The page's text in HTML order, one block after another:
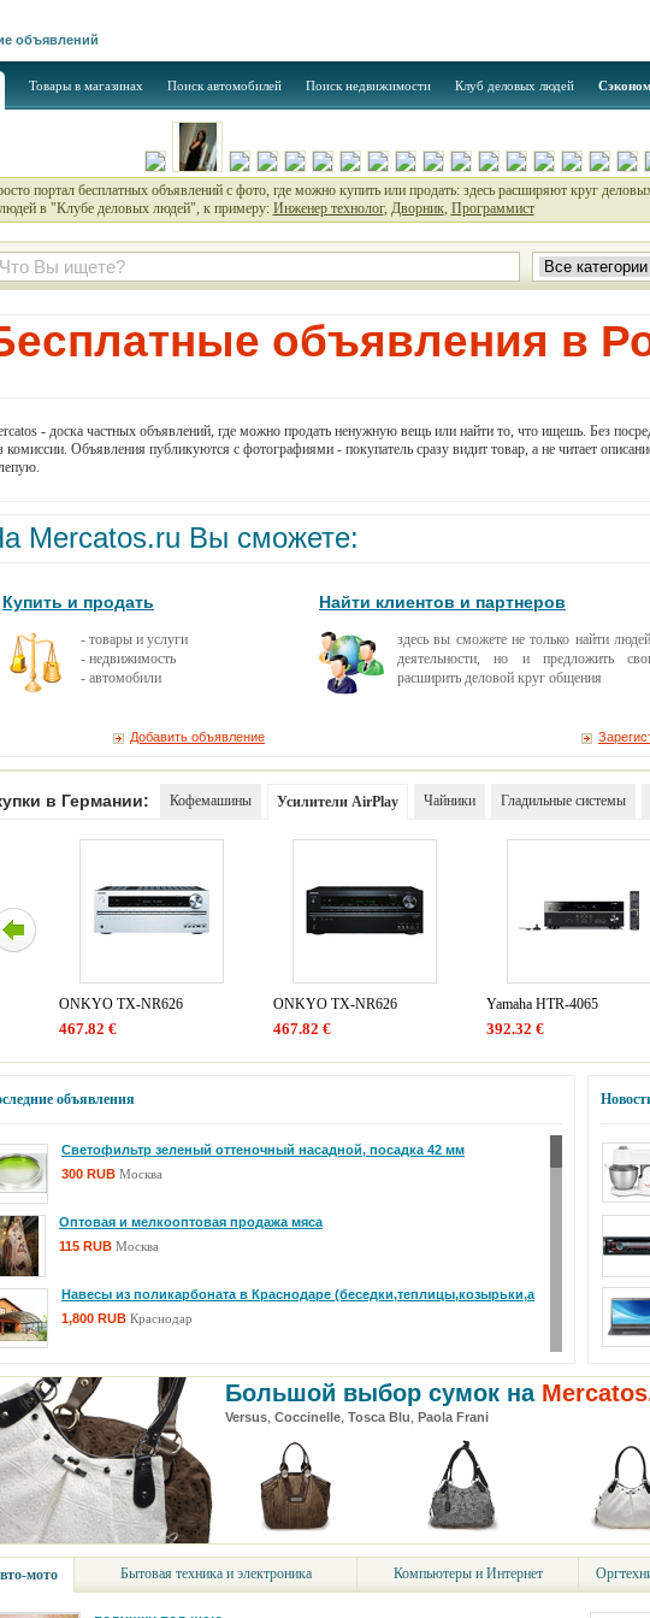
объявлений
Товары в магазинах Поиск автомобилей Поиск недвижимости Клуб деловых людей
портал бесплатных объявлений с фото, где можно купить или продать: здесь расширяют круг
в "Клубе деловых людей", к примеру: Инженер технолог, Дворник, Программист
объявления в
- доска частных объявлений, где можно продать ненужную вещь или найти то, что ищешь. Без
комиссии. Объявления публикуются с фотографиями - покупатель сразу видит товар, а не читает
Mercatos.ru Вы сможете:
Купить и продать
- товары и услуги
- недвижимость
- автомобили
Добавить объявление
Найти клиентов и партнеров
здесь вы сможете не только найти
деятельности, но и предложить
расширить деловой круг общения
в Германии: Кофемашины Усилители AirPlay Чайники Гладильные системы
ONKYO TX-NR626
467.82 €
ONKYO TX-NR626
467.82 €
Yamaha HTR-4065
392.32 €
объявления
Светофильтр зеленый оттеночный насадной, посадка 42 мм
300 RUB Москва
Оптовая и мелкооптовая продажа мяса
115 RUB Москва
Навесы из поликарбоната в Краснодаре (беседки,теплицы,козырьки,а
1,800 RUB Краснодар
0 RUB
Светофильтр, ЖЗ-2*, 52х0,75
300 RUBМосква
подушки под шею
900 RUB Москва
Diederichs Freres, Fritz Kuhla
Большой выбор сумок на
Versus, Coccinelle, Tosca Blu, Paola Frani
мото Бытовая техника и электроника Компьютеры и Интернет